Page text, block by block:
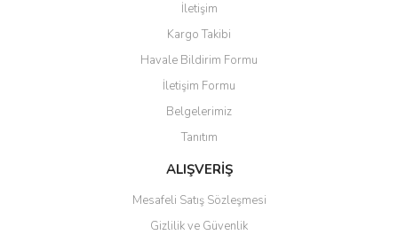
Ürün resmi kalitesiz, bozuk veya görüntülenemiyor.
Ürün açıklamasında eksik bilgiler bulunuyor.
Ürün bilgilerinde hatalar bulunuyor.
Ürün fiyatı diğer sitelerden daha pahalı.
Bu ürüne benzer farklı alternatifler olmalı.
İletişim
Kargo Takibi
Havale Bildirim Formu
İletişim Formu
Belgelerimiz
Tanıtım
ALIŞVERİŞ
Mesafeli Satış Sözleşmesi
Gizlilik ve Güvenlik